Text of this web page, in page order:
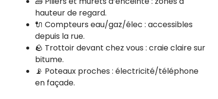
hauteur de regard.
🔌 Compteurs eau/gaz/élec : accessibles
depuis la rue.
🪨 Trottoir devant chez vous : craie claire sur
bitume.
📡 Poteaux proches : électricité/téléphone
en façade.